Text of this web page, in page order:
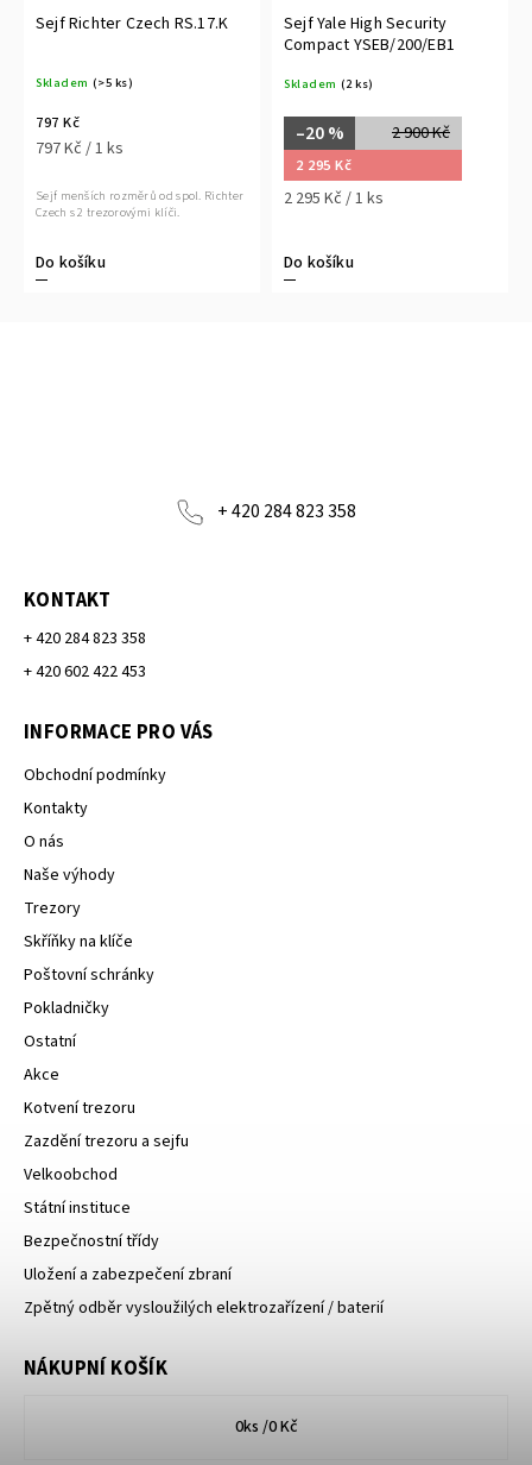
Sejf Richter Czech RS.17.K
Skladem (>5 ks)
797 Kč
797 Kč / 1 ks
Do košíku
Sejf menších rozměrů od spol. Richter
Czech s 2 trezorovými klíči.
Sejf Yale High Security
Compact YSEB/200/EB1
Skladem (2 ks)
2 900 Kč
–20 %
2 295 Kč
2 295 Kč / 1 ks
Do košíku
+ 420 284 823 358
KONTAKT
+ 420 284 823 358
+ 420 602 422 453
INFORMACE PRO VÁS
Obchodní podmínky
Kontakty
O nás
Naše výhody
Trezory
Skříňky na klíče
Poštovní schránky
Pokladničky
Ostatní
Akce
Kotvení trezoru
Zazdění trezoru a sejfu
Velkoobchod
Státní instituce
Bezpečnostní třídy
Uložení a zabezpečení zbraní
Zpětný odběr vysloužilých elektrozařízení / baterií
NÁKUPNÍ KOŠÍK
0ks /0 Kč